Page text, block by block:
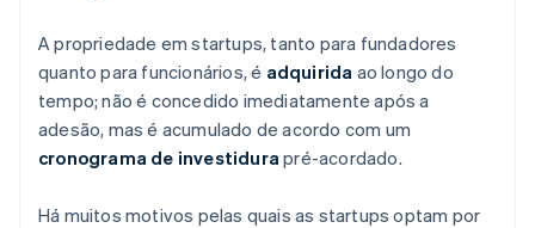
A propriedade em startups, tanto para fundadores
quanto para funcionários, é adquirida ao longo do
tempo; não é concedido imediatamente após a
adesão, mas é acumulado de acordo com um
cronograma de investidura pré-acordado.
Há muitos motivos pelas quais as startups optam por